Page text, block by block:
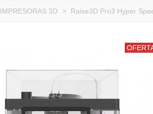
IMPRESORAS 3D > Raise3D Pro3 Hyper